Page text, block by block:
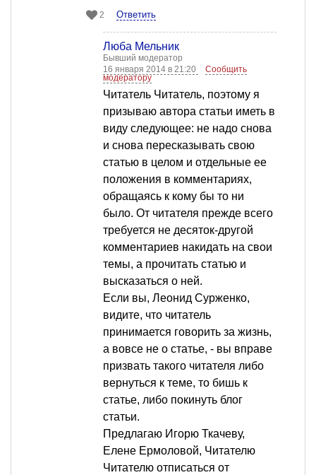
2 Ответить
Люба Мельник
Бывший модератор
16 января 2014 в 21:20
Сообщить
модератору
Читатель Читатель, поэтому я
призываю автора статьи иметь в
виду следующее: не надо снова
и снова пересказывать свою
статью в целом и отдельные ее
положения в комментариях,
обращаясь к кому бы то ни
было. От читателя прежде всего
требуется не десяток-другой
комментариев накидать на свои
темы, а прочитать статью и
высказаться о ней.
Если вы, Леонид Сурженко,
видите, что читатель
принимается говорить за жизнь,
а вовсе не о статье, - вы вправе
призвать такого читателя либо
вернуться к теме, то бишь к
статье, либо покинуть блог
статьи.
Предлагаю Игорю Ткачеву,
Елене Ермоловой, Читателю
Читателю отписаться от